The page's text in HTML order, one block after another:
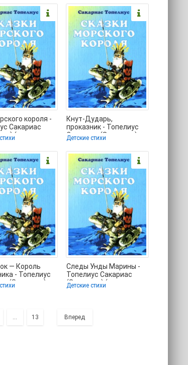
короля -
Сакариас
(читать
сокращений
Кнут-Дударь,
проказник - Топелиус
Сакариас (Захариас)
(библиотека
электронных
Детские стихи
— Король
- Топелиус
(Захариас)
книги
Следы Унды Марины -
Топелиус Сакариас
(Захариас) (книги
онлайн бесплатно
Детские стихи
... 13 Вперед